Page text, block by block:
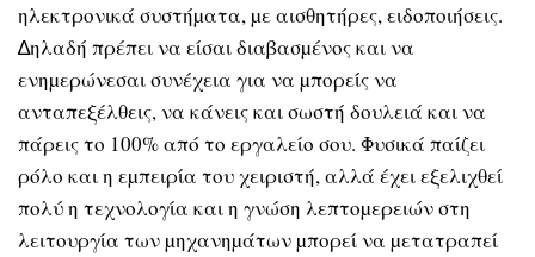
ηλεκτρονικά συστήµατα, µε αισθητήρες, ειδοποιήσεις.
∆ηλαδή πρέπει να είσαι διαβασµένος και να
ενηµερώνεσαι συνέχεια για να µπορείς να
ανταπεξέλθεις, να κάνεις και σωστή δουλειά και να
πάρεις το 100% από το εργαλείο σου. Φυσικά παίζει
ρόλο και η εµπειρία του χειριστή, αλλά έχει εξελιχθεί
πολύ η τεχνολογία και η γνώση λεπτοµερειών στη
λειτουργία των µηχανηµάτων µπορεί να µετατραπεί